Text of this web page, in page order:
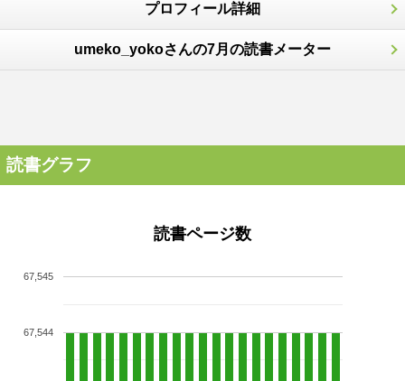
プロフィール詳細
umeko_yokoさんの7月の読書メーター
読書グラフ
読書ページ数
67,544
67,545